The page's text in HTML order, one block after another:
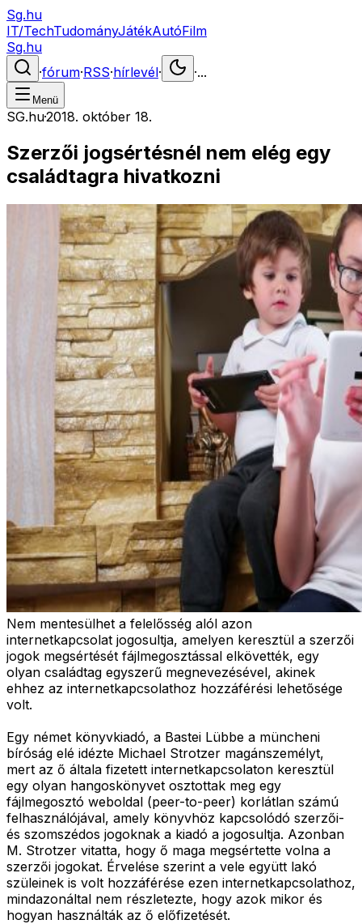
Sg.hu
IT/TechTudományJátékAutóFilm
Sg.hu
·fórum·RSS·hírlevél· ·...
Menü
SG.hu·2018. október 18.
Szerzői jogsértésnél nem elég egy
családtagra hivatkozni
Nem mentesülhet a felelősség alól azon
internetkapcsolat jogosultja, amelyen keresztül a szerzői
jogok megsértését fájlmegosztással elkövették, egy
olyan családtag egyszerű megnevezésével, akinek
ehhez az internetkapcsolathoz hozzáférési lehetősége
volt.
Egy német könyvkiadó, a Bastei Lübbe a müncheni
bíróság elé idézte Michael Strotzer magánszemélyt,
mert az ő általa fizetett internetkapcsolaton keresztül
egy olyan hangoskönyvet osztottak meg egy
fájlmegosztó weboldal (peer-to-peer) korlátlan számú
felhasználójával, amely könyvhöz kapcsolódó szerzői-
és szomszédos jogoknak a kiadó a jogosultja. Azonban
M. Strotzer vitatta, hogy ő maga megsértette volna a
szerzői jogokat. Érvelése szerint a vele együtt lakó
szüleinek is volt hozzáférése ezen internetkapcsolathoz,
mindazonáltal nem részletezte, hogy azok mikor és
hogyan használták az ő előfizetését.